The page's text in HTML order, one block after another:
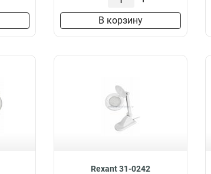
В корзину
Rexant 31-0242